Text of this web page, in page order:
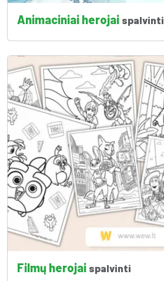
Animaciniai herojai spalvinti
Filmų herojai spalvinti